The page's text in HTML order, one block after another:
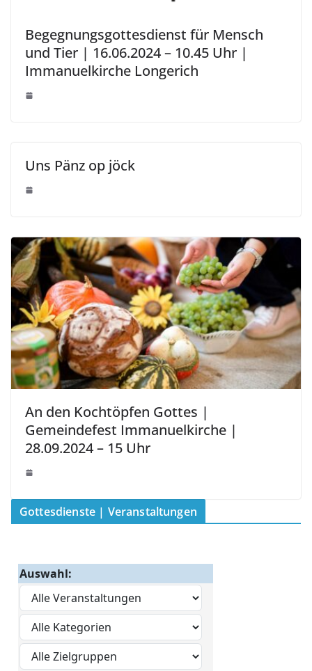
Begegnungsgottesdienst für Mensch
und Tier | 16.06.2024 – 10.45 Uhr |
Immanuelkirche Longerich
Uns Pänz op jöck
An den Kochtöpfen Gottes |
Gemeindefest Immanuelkirche |
28.09.2024 – 15 Uhr
Gottesdienste | Veranstaltungen